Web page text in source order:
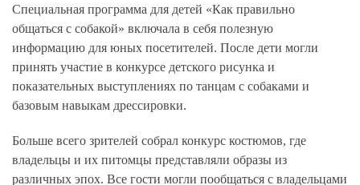
Специальная программа для детей «Как правильно
общаться с собакой» включала в себя полезную
информацию для юных посетителей. После дети могли
принять участие в конкурсе детского рисунка и
показательных выступлениях по танцам с собаками и
базовым навыкам дрессировки.
Больше всего зрителей собрал конкурс костюмов, где
владельцы и их питомцы представляли образы из
различных эпох. Все гости могли пообщаться с владельцами